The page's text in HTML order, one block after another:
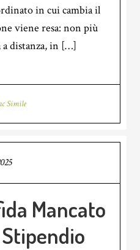
in cui cambia il
viene resa: non più
a distanza, in […]
Simile
Mancato